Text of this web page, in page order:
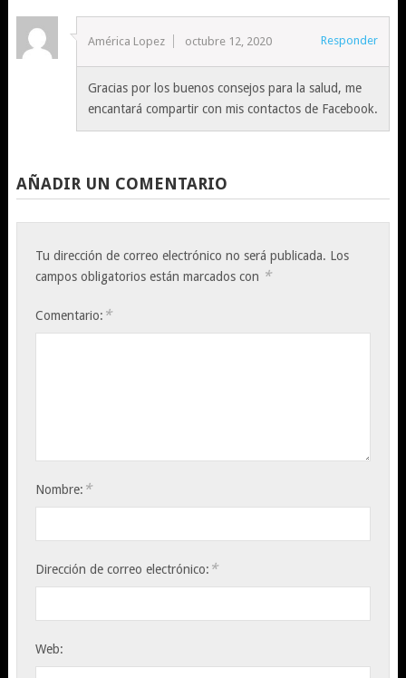
América Lopez octubre 12, 2020 Responder
Gracias por los buenos consejos para la salud, me
encantará compartir con mis contactos de Facebook.
AÑADIR UN COMENTARIO
Tu dirección de correo electrónico no será publicada. Los
campos obligatorios están marcados con *
Comentario: *
Nombre: *
Dirección de correo electrónico: *
Web: